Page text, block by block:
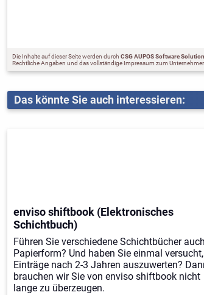
Die Inhalte auf dieser Seite werden durch CSG AUPOS Software
Rechtliche Angaben und das vollständige Impressum zum
Das könnte Sie auch interessieren:
enviso shiftbook (Elektronisches
Schichtbuch)
Führen Sie verschiedene Schichtbücher
Papierform? Und haben Sie einmal versucht,
Einträge nach 2-3 Jahren auszuwerten?
brauchen wir Sie von enviso shiftbook nicht
lange zu überzeugen.